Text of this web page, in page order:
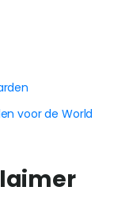
voor de World